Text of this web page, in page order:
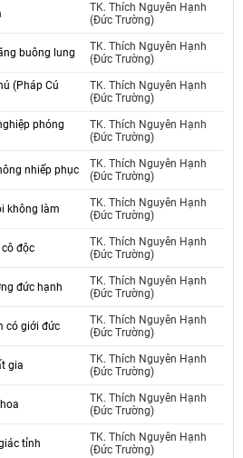
TK. Thích Nguyên Hạnh
(Đức Trường)
buông lung
TK. Thích Nguyên Hạnh
(Đức Trường)
(Pháp Cú
TK. Thích Nguyên Hạnh
(Đức Trường)
phóng
TK. Thích Nguyên Hạnh
(Đức Trường)
nhiếp phục
TK. Thích Nguyên Hạnh
(Đức Trường)
không làm
TK. Thích Nguyên Hạnh
(Đức Trường)
độc
TK. Thích Nguyên Hạnh
(Đức Trường)
đức hạnh
TK. Thích Nguyên Hạnh
(Đức Trường)
có giới đức
TK. Thích Nguyên Hạnh
(Đức Trường)
gia
TK. Thích Nguyên Hạnh
(Đức Trường)
TK. Thích Nguyên Hạnh
(Đức Trường)
tỉnh
TK. Thích Nguyên Hạnh
(Đức Trường)